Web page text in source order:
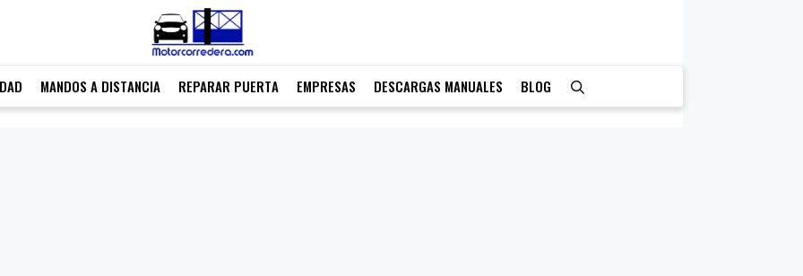
MANDOS A DISTANCIA REPARAR PUERTA EMPRESAS DESCARGAS MANUALES BLOG